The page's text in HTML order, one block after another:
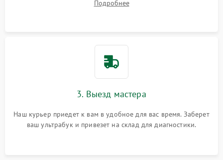
Подробнее
3. Выезд мастера
Наш курьер приедет к вам в удобное для вас время. Заберет
ваш ультрабук и привезет на склад для диагностики.